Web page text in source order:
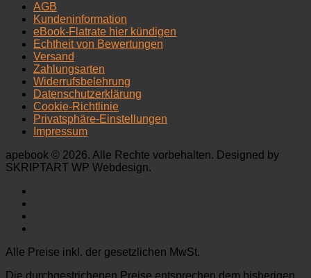
AGB
Kundeninformation
eBook-Flatrate hier kündigen
Echtheit von Bewertungen
Versand
Zahlungsarten
Widerrufsbelehrung
Datenschutzerklärung
Cookie-Richtlinie
Privatsphäre-Einstellungen
Impressum
apebook © 2026. Alle Rechte vorbehalten. Designed by
SKRIPTART WP Webdesign.
Alle Preise inkl. der gesetzlichen MwSt.